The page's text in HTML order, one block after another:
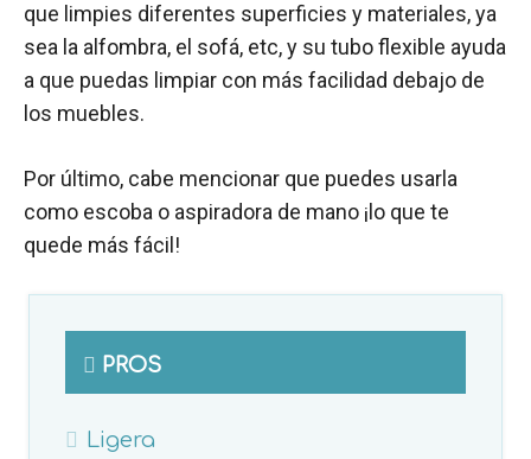
que limpies diferentes superficies y materiales, ya
sea la alfombra, el sofá, etc, y su tubo flexible ayuda
a que puedas limpiar con más facilidad debajo de
los muebles.
Por último, cabe mencionar que puedes usarla
como escoba o aspiradora de mano ¡lo que te
quede más fácil!
PROS
Ligera